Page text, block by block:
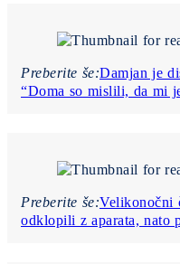
Preberite še:Damjan je
“Doma so mislili, da mi
Preberite še:Velikonočni
odklopili z aparata, nato